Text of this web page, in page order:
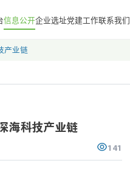
信息公开企业选址党建工作联系我们
产业链
海科技产业链
141